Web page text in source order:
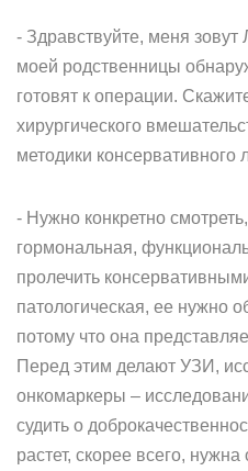
- Здравствуйте, меня
моей родственницы
готовят к операции.
хирургического
методики консервативного
- Нужно конкретно
гормональная,
пролечить
патологическая, ее нужно
потому что она
Перед этим делают УЗИ,
онкомаркеры –
судить о
растет, скорее всего,